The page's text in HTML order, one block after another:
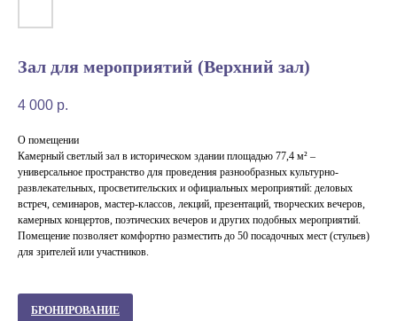
Зал для мероприятий (Верхний зал)
4 000 р.
О помещении
Камерный светлый зал в историческом здании площадью 77,4 м² –
универсальное пространство для проведения разнообразных культурно-
развлекательных, просветительских и официальных мероприятий: деловых
встреч, семинаров, мастер-классов, лекций, презентаций, творческих вечеров,
камерных концертов, поэтических вечеров и других подобных мероприятий.
Помещение позволяет комфортно разместить до 50 посадочных мест (стульев)
для зрителей или участников.
БРОНИРОВАНИЕ